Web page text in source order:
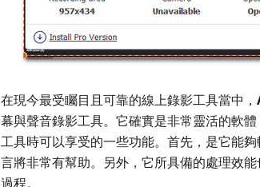
在現今最受矚目且可靠的線上錄影工具當中，
幕與聲音錄影工具。它確實是非常靈活的軟
工具時可以享受的一些功能。首先，是它能
言將非常有幫助。另外，它所具備的處理效
過程。